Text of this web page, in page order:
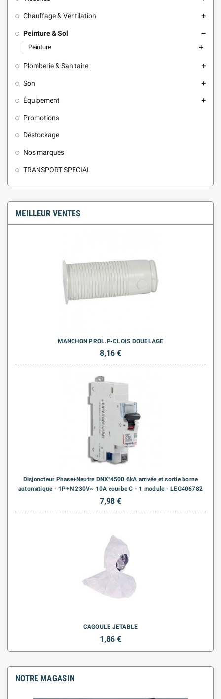
Chauffage & Ventilation add
Peinture & Sol remove
Peinture add
Plomberie & Sanitaire add
Son add
Équipement add
Promotions
Déstockage
Nos marques
TRANSPORT SPECIAL
MEILLEUR VENTES
MANCHON PROL.P-CLOIS DOUBLAGE
8,16 €
Disjoncteur Phase+Neutre DNX³4500 6kA arrivée et sortie borne
automatique - 1P+N 230V~ 10A courbe C - 1 module - LEG406782
7,98 €
CAGOULE JETABLE
1,86 €
NOTRE MAGASIN